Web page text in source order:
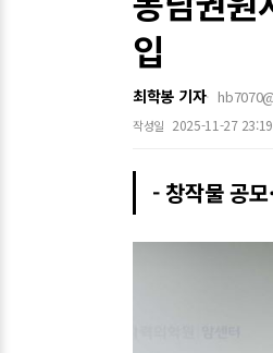
입
최학봉 기자
작성일 2025-11-27 23:19
- 창작물 공